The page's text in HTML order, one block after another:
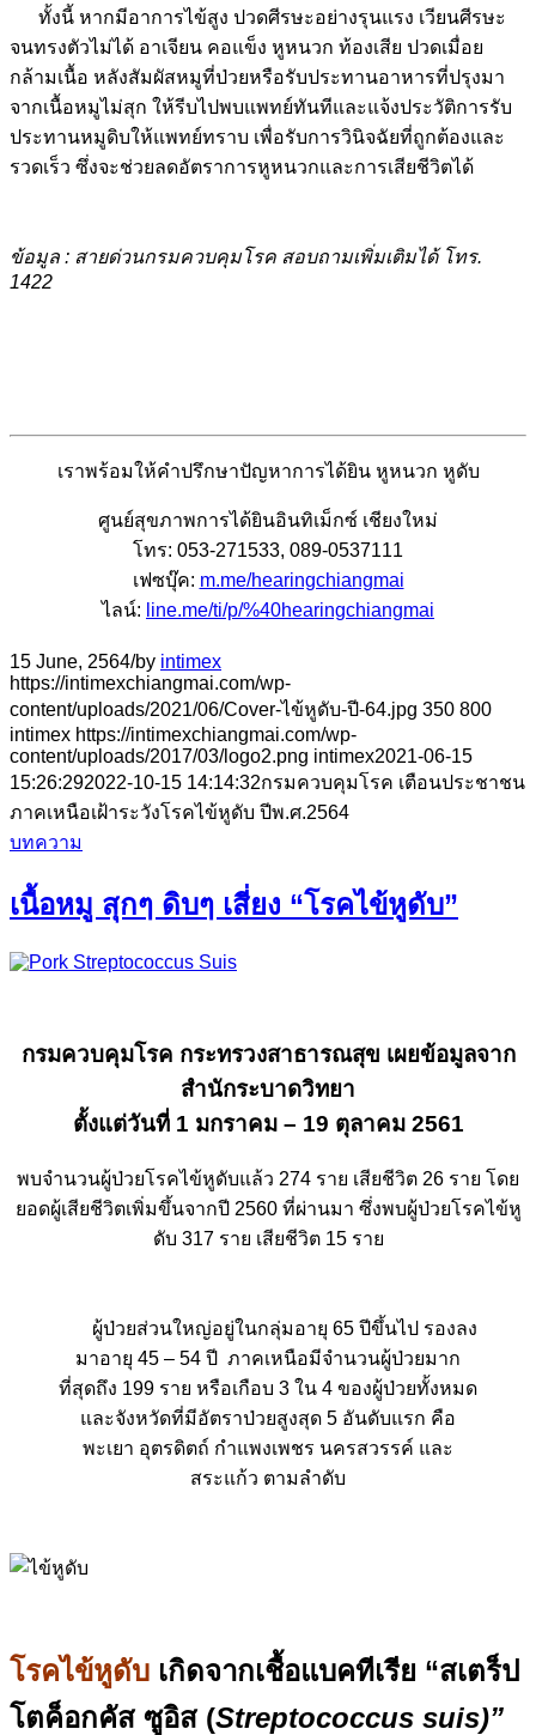
ทั้งนี้ หากมีอาการไข้สูง ปวดศีรษะอย่างรุนแรง เวียนศีรษะ
จนทรงตัวไม่ได้ อาเจียน คอแข็ง หูหนวก ท้องเสีย ปวดเมื่อย
กล้ามเนื้อ หลังสัมผัสหมูที่ป่วยหรือรับประทานอาหารที่ปรุงมา
จากเนื้อหมูไม่สุก ให้รีบไปพบแพทย์ทันทีและแจ้งประวัติการรับ
ประทานหมูดิบให้แพทย์ทราบ เพื่อรับการวินิจฉัยที่ถูกต้องและ
รวดเร็ว ซึ่งจะช่วยลดอัตราการหูหนวกและการเสียชีวิตได้
ข้อมูล : สายด่วนกรมควบคุมโรค สอบถามเพิ่มเติมได้ โทร.
1422
เราพร้อมให้คำปรึกษาปัญหาการได้ยิน หูหนวก หูดับ
ศูนย์สุขภาพการได้ยินอินทิเม็กซ์ เชียงใหม่
โทร: 053-271533, 089-0537111
เฟซบุ๊ค: m.me/hearingchiangmai
ไลน์: line.me/ti/p/%40hearingchiangmai
15 June, 2564/by intimex
https://intimexchiangmai.com/wp-
content/uploads/2021/06/Cover-ไข้หูดับ-ปี-64.jpg 350 800
intimex https://intimexchiangmai.com/wp-
content/uploads/2017/03/logo2.png intimex2021-06-15
15:26:292022-10-15 14:14:32กรมควบคุมโรค เตือนประชาชน
ภาคเหนือเฝ้าระวังโรคไข้หูดับ ปีพ.ศ.2564
บทความ
เนื้อหมู สุกๆ ดิบๆ เสี่ยง “โรคไข้หูดับ”
กรมควบคุมโรค กระทรวงสาธารณสุข เผยข้อมูลจาก
สำนักระบาดวิทยา
ตั้งแต่วันที่ 1 มกราคม – 19 ตุลาคม 2561
พบจำนวนผู้ป่วยโรคไข้หูดับแล้ว 274 ราย เสียชีวิต 26 ราย โดย
ยอดผู้เสียชีวิตเพิ่มขึ้นจากปี 2560 ที่ผ่านมา ซึ่งพบผู้ป่วยโรคไข้หู
ดับ 317 ราย เสียชีวิต 15 ราย
ผู้ป่วยส่วนใหญ่อยู่ในกลุ่มอายุ 65 ปีขึ้นไป รองลง
มาอายุ 45 – 54 ปี ภาคเหนือมีจำนวนผู้ป่วยมาก
ที่สุดถึง 199 ราย หรือเกือบ 3 ใน 4 ของผู้ป่วยทั้งหมด
และจังหวัดที่มีอัตราป่วยสูงสุด 5 อันดับแรก คือ
พะเยา อุตรดิตถ์ กำแพงเพชร นครสวรรค์ และ
สระแก้ว ตามลำดับ
โรคไข้หูดับ เกิดจากเชื้อแบคทีเรีย “สเตร็ป
โตค็อกคัส ซูอิส (Streptococcus suis)”